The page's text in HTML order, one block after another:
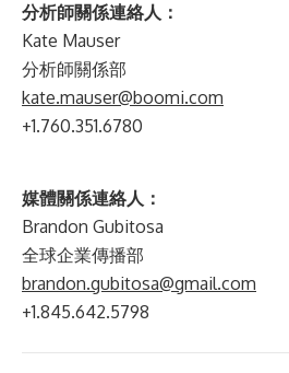
分析師關係連絡人：
Kate Mauser
分析師關係部
kate.mauser@boomi.com
+1.760.351.6780
媒體關係連絡人：
Brandon Gubitosa
全球企業傳播部
brandon.gubitosa@gmail.com
+1.845.642.5798